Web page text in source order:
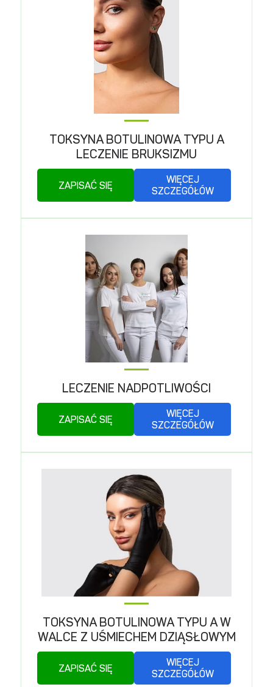
TOKSYNA BOTULINOWA TYPU A
LECZENIE BRUKSIZMU
ZAPISAĆ SIĘ
WIĘCEJ
SZCZEGÓŁÓW
LECZENIE NADPOTLIWOŚCI
ZAPISAĆ SIĘ
WIĘCEJ
SZCZEGÓŁÓW
TOKSYNA BOTULINOWA TYPU A W
WALCE Z UŚMIECHEM DZIĄSŁOWYM
ZAPISAĆ SIĘ
WIĘCEJ
SZCZEGÓŁÓW